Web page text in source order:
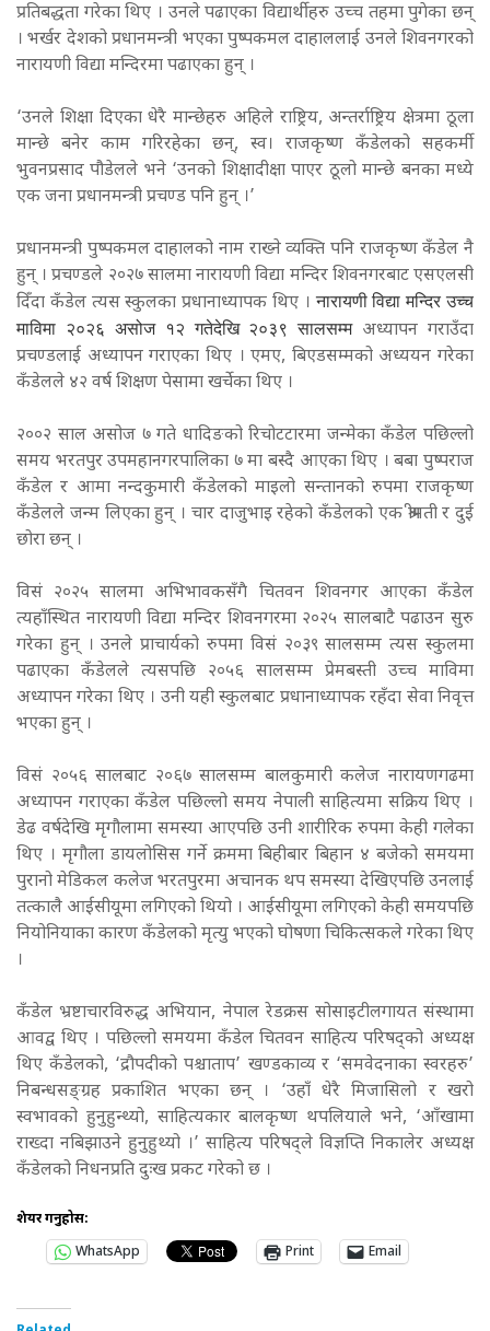
प्रतिबद्धता गरेका थिए । उनले पढाएका विद्यार्थीहरु उच्च तहमा पुगेका छन्
। भर्खर देशको प्रधानमन्त्री भएका पुष्पकमल दाहाललाई उनले शिवनगरको
नारायणी विद्या मन्दिरमा पढाएका हुन् ।
‘उनले शिक्षा दिएका धेरै मान्छेहरु अहिले राष्ट्रिय, अन्तर्राष्ट्रिय क्षेत्रमा ठूला
मान्छे बनेर काम गरिरहेका छन्, स्व। राजकृष्ण कँडेलको सहकर्मी
भुवनप्रसाद पौडेलले भने ‘उनको शिक्षादीक्षा पाएर ठूलो मान्छे बनका मध्ये
एक जना प्रधानमन्त्री प्रचण्ड पनि हुन् ।’
प्रधानमन्त्री पुष्पकमल दाहालको नाम राख्ने व्यक्ति पनि राजकृष्ण कँडेल नै
हुन् । प्रचण्डले २०२७ सालमा नारायणी विद्या मन्दिर शिवनगरबाट एसएलसी
दिँदा कँडेल त्यस स्कुलका प्रधानाध्यापक थिए ।नारायणी विद्या मन्दिर उच्च
माविमा २०२६ असोज १२ गतेदेखि २०३९ सालसम्म अध्यापन गराउँदा
प्रचण्डलाई अध्यापन गराएका थिए ।एमए, बिएडसम्मको अध्ययन गरेका
कँडेलले ४२ वर्ष शिक्षण पेसामा खर्चेका थिए ।
२००२ साल असोज ७ गते धादिङको रिचोटटारमा जन्मेका कँडेल पछिल्लो
समय भरतपुर उपमहानगरपालिका ७ मा बस्दै आएका थिए । बबा पुष्पराज
कँडेल र आमा नन्दकुमारी कँडेलको माइलो सन्तानको रुपमा राजकृष्ण
कँडेलले जन्म लिएका हुन् । चार दाजुभाइ रहेको कँडेलको एक श्रीमती र दुई
छोरा छन् ।
विसं २०२५ सालमा अभिभावकसँगै चितवन शिवनगर आएका कँडेल
त्यहाँस्थित नारायणी विद्या मन्दिर शिवनगरमा २०२५ सालबाटै पढाउन सुरु
गरेका हुन् ।उनले प्राचार्यको रुपमा विसं २०३९ सालसम्म त्यस स्कुलमा
पढाएका कँडेलले त्यसपछि २०५६ सालसम्म प्रेमबस्ती उच्च माविमा
अध्यापन गरेका थिए । उनी यही स्कुलबाट प्रधानाध्यापक रहँदा सेवा निवृत्त
भएका हुन् ।
विसं २०५६ सालबाट २०६७ सालसम्म बालकुमारी कलेज नारायणगढमा
अध्यापन गराएका कँडेल पछिल्लो समय नेपाली साहित्यमा सक्रिय थिए ।
डेढ वर्षदेखि मृगौलामा समस्या आएपछि उनी शारीरिक रुपमा केही गलेका
थिए । मृगौला डायलोसिस गर्ने क्रममा बिहीबार बिहान ४ बजेको समयमा
पुरानो मेडिकल कलेज भरतपुरमा अचानक थप समस्या देखिएपछि उनलाई
तत्कालै आईसीयूमा लगिएको थियो । आईसीयूमा लगिएको केही समयपछि
नियोनियाका कारण कँडेलको मृत्यु भएको घोषणा चिकित्सकले गरेका थिए
।
कँडेल भ्रष्टाचारविरुद्ध अभियान, नेपाल रेडक्रस सोसाइटीलगायत संस्थामा
आवद्व थिए । पछिल्लो समयमा कँडेल चितवन साहित्य परिषद्को अध्यक्ष
थिए कँडेलको, ‘द्रौपदीको पश्चाताप’ खण्डकाव्य र ‘समवेदनाका स्वरहरु’
निबन्धसङ्ग्रह प्रकाशित भएका छन् । ‘उहाँ धेरै मिजासिलो र खरो
स्वभावको हुनुहुन्थ्यो, साहित्यकार बालकृष्ण थपलियाले भने, ‘आँखामा
राख्दा नबिझाउने हुनुहुथ्यो ।’ साहित्य परिषद्ले विज्ञप्ति निकालेर अध्यक्ष
कँडेलको निधनप्रति दुःख प्रकट गरेको छ ।
शेयर गर्नुहोस:
WhatsApp
Print Email